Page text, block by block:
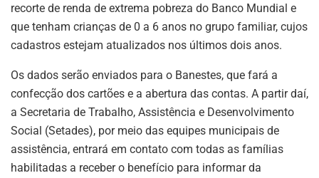
recorte de renda de extrema pobreza do Banco Mundial e
que tenham crianças de 0 a 6 anos no grupo familiar, cujos
cadastros estejam atualizados nos últimos dois anos.
Os dados serão enviados para o Banestes, que fará a
confecção dos cartões e a abertura das contas. A partir daí,
a Secretaria de Trabalho, Assistência e Desenvolvimento
Social (Setades), por meio das equipes municipais de
assistência, entrará em contato com todas as famílias
habilitadas a receber o benefício para informar da